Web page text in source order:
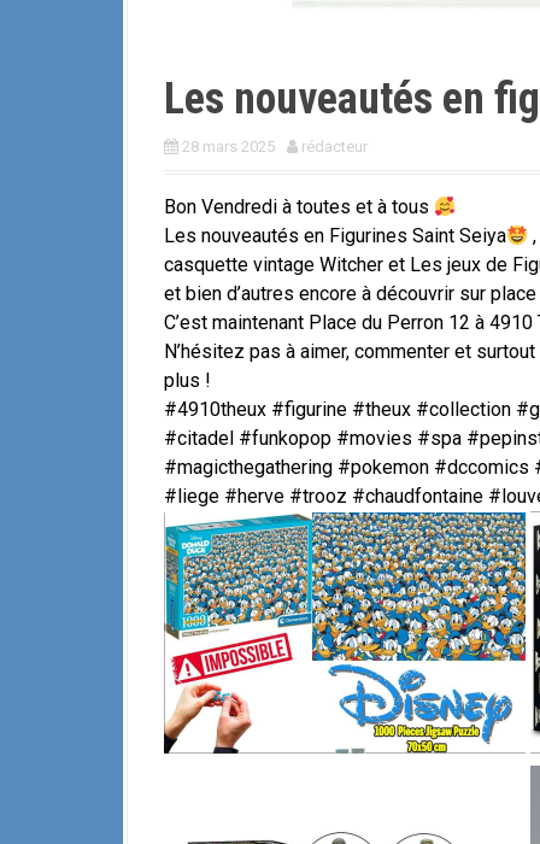
Les nouveautés en
28 mars 2025 rédacteur
Bon Vendredi à toutes et à tous
Les nouveautés en Figurines Saint Seiya
casquette vintage Witcher et Les jeux de
et bien d’autres encore à découvrir sur
C’est maintenant Place du Perron 12 à 4910
N’hésitez pas à aimer, commenter et
plus !
#4910theux #figurine #theux #collection
#citadel #funkopop #movies #spa
#magicthegathering #pokemon
#liege #herve #trooz #chaudfontaine